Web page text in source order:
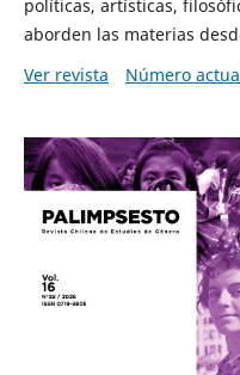
políticas, artísticas,
aborden las materias
Ver revista
Número